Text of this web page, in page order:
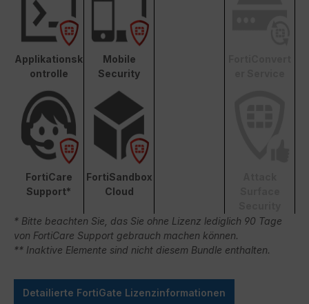
Applikationsk
ontrolle
Mobile
Security
FortiCare
Support*
FortiSandbox
Cloud
* Bitte beachten Sie, das Sie ohne Lizenz lediglich 90 Tage
von FortiCare Support gebrauch machen können.
** Inaktive Elemente sind nicht diesem Bundle enthalten.
Detailierte FortiGate Lizenzinformationen